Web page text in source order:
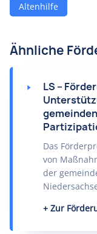
Altenhilfe
Ähnliche
LS –
Das
von
der
Zur